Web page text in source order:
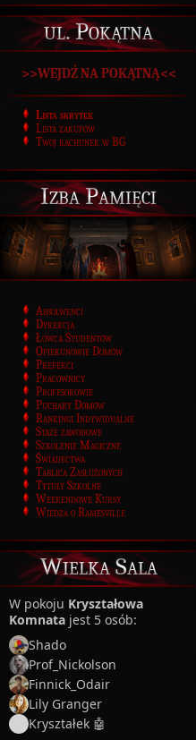
ul. Pokątna
>>WEJDŹ NA POKĄTNĄ<<
Lista skrytek
Lista zakupów
Twój rachunek w BG
Izba Pamięci
Absolwenci
Dyrekcja
Łowca Studentów
Opiekunowie Domów
Prefekci
Pracownicy
Profesorowie
Puchary Domów
Rankingi Indywidualne
Staże zawodowe
Szkolenie Magiczne
Świadectwa
Tablica Zasłużonych
Tytuły Szkolne
Weekendowe Kursy
Wiedza o Ramesville
Wielka Sala
W pokoju Kryształowa
Komnata jest 5 osób:
Shado
Prof_Nickolson
Finnick_Odair
Lily Granger
Kryształek 🤖